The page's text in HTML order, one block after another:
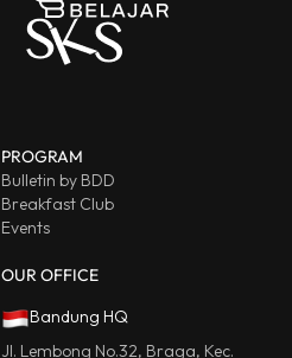
PROGRAM
Bulletin by BDD
Breakfast Club
Events
OUR OFFICE
Bandung HQ
Jl. Lembong No.32, Braga, Kec.